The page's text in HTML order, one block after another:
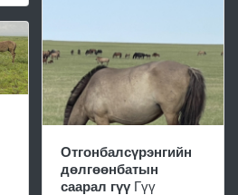
Отгонбалсүрэнгийн
дөлгөөнбатын
саарал гүү Гүү